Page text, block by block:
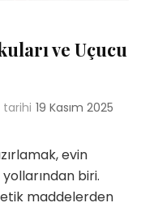
ve Uçucu
19 Kasım 2025
evin
yollarından biri.
maddelerden